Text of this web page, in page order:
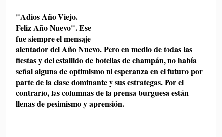
"Adios Año Viejo.
Feliz Año Nuevo". Ese
fue siempre el mensaje
alentador del Año Nuevo. Pero en medio de todas las
fiestas y del estallido de botellas de champán, no había
señal alguna de optimismo ni esperanza en el futuro por
parte de la clase dominante y sus estrategas. Por el
contrario, las columnas de la prensa burguesa están
llenas de pesimismo y aprensión.